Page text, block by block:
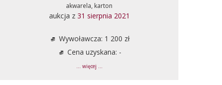
akwarela, karton
aukcja z 31 sierpnia 2021
Wywoławcza: 1 200 zł
Cena uzyskana: -
... więcej ...